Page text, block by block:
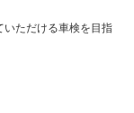
いただける車検を目指